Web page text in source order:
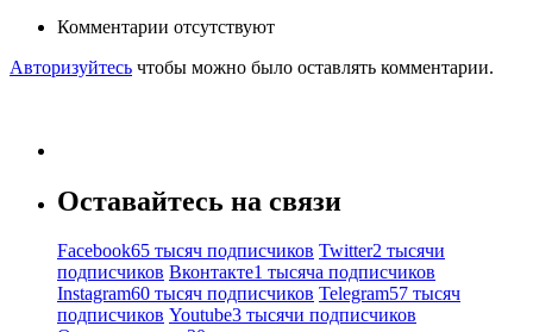
Комментарии отсутствуют
Авторизуйтесь чтобы можно было оставлять комментарии.
Оставайтесь на связи
Facebook65 тысяч подписчиков Twitter2 тысячи
подписчиков Вконтакте1 тысяча подписчиков
Instagram60 тысяч подписчиков Telegram57 тысяч
подписчиков Youtube3 тысячи подписчиков